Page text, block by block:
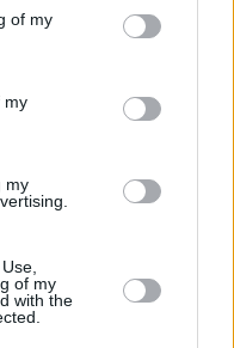
el derecho de
se aplicarán
en este sitio web o
of my
my
my
of my
with the